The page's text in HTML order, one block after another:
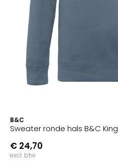
B&C
Sweater ronde hals B&C King
€ 24,70
excl. btw